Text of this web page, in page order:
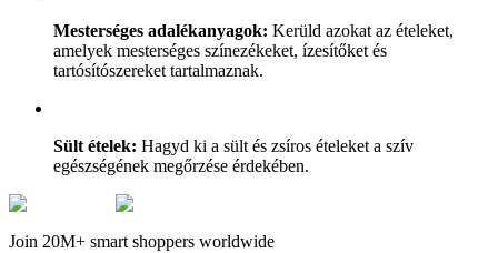
Mesterséges adalékanyagok: Kerüld azokat az ételeket,
amelyek mesterséges színezékeket, ízesítőket és
tartósítószereket tartalmaznak.
Sült ételek: Hagyd ki a sült és zsíros ételeket a szív
egészségének megőrzése érdekében.
Join 20M+ smart shoppers worldwide